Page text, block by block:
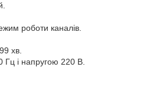
роботи каналів.
хв.
Гц і напругою 220 В.